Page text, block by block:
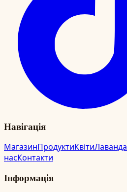
Навігація
МагазинПродуктиКвітиЛаванда
насКонтакти
Інформація